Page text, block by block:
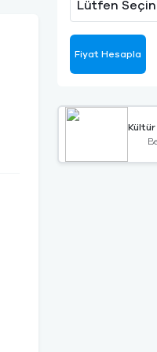
Lütfen
Fiyat Hesapla
Kültür